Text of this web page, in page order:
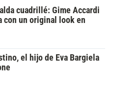
cuadrillé: Gime Accardi
con un original look en
el hijo de Eva Bargiela